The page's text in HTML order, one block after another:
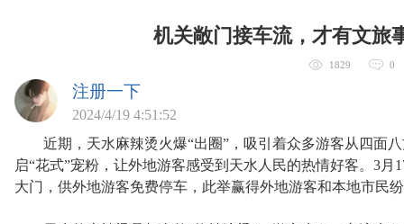
机关敞门接车流，才有文旅
1829 0
注册一下
2024/4/19 4:51:52
近期，天水麻辣烫火爆“出圈”，吸引着众多游客从四面八
启“花式”宠粉，让外地游客感受到天水人民的热情好客。3
大门，供外地游客免费停车，此举赢得外地游客和本地市民